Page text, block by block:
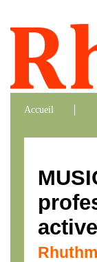
Accueil